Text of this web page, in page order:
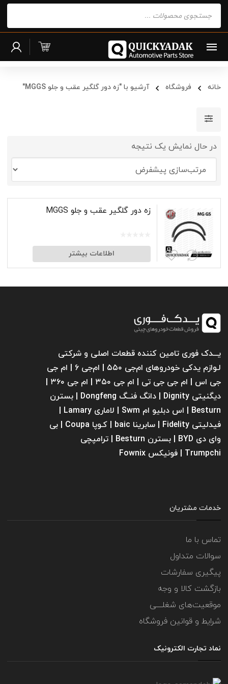
search
خانه فروشگاه آرشیو با "زه دور گلگیر عقب و جلو MGGS"
در حال نمایش یک نتیجه
زه دور گلگیر عقب و جلو MGGS
اطلاعات بیشتر
یـــدک فوری تامین کننده قطعات اصلی و شرکتی
لـوازم یدکی خودروهای ام‌جی ۵۵۰ | ام‌جی ۶ | ام جی
دیگنیتی Dignity | دانگ فنــگ Dongfeng | بسترن
فیدلیتی Fidelity | سابرینا ‌baic | کـوپا Coupa | بی
وای دی BYD | بسترن Besturn | ترامپچی
Trumpchi | فونیکس Fownix
خدمات مشتریان
تماس با ما
سوالات متداول
پیگیری سفارشات
بازگشت کالا و وجه
موقعیت‌های شغلــــی
شرایط و قوانین فروشگاه
نماد تجارت الکترونیک